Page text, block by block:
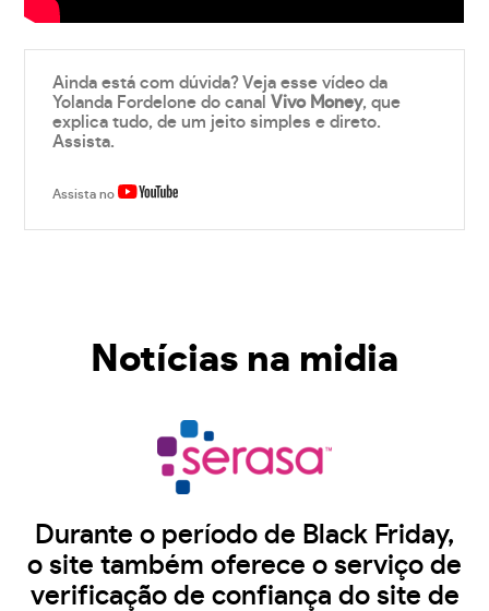
Ainda está com dúvida? Veja esse vídeo da
Yolanda Fordelone do canalVivo Money, que
explica tudo, de um jeito simples e direto.
Assista.
Assista no
Notícias na midia
Durante o período de Black Friday,
o site também oferece o serviço de
verificação de confiança do site de